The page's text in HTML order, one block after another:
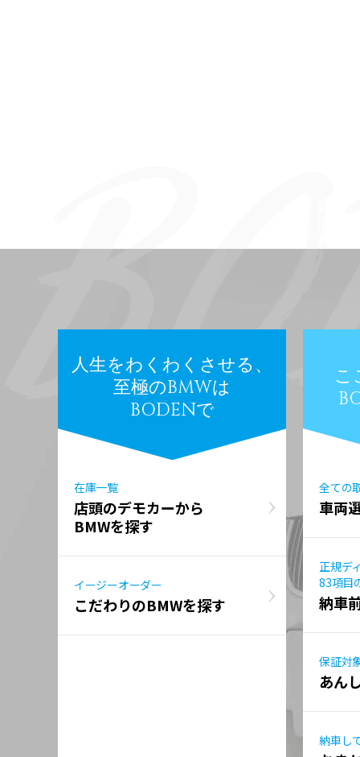
人生をわくわくさせる、
至極のBMWは
BODENで
在庫一覧
店頭のデモカーから
BMWを探す
イージーオーダー
こだわりのBMWを探す
こ
全ての
車両
正規デ
83項目
納車
保証対
あん
納車し